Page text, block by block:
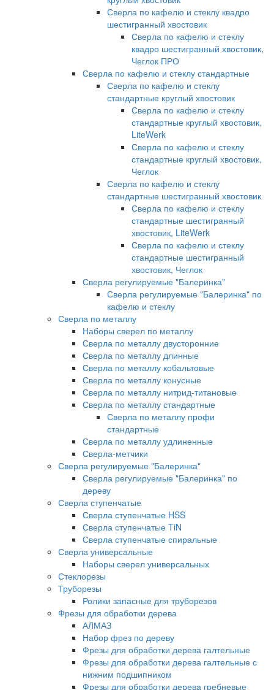
Сверла по кафелю и стеклу квадро
шестигранный хвостовик
Сверла по кафелю и стеклу
квадро шестигранный хвостовик,
Чеглок ПРО
Сверла по кафелю и стеклу стандартные
Сверла по кафелю и стеклу
стандартные круглый хвостовик
Сверла по кафелю и стеклу
стандартные круглый хвостовик,
LiteWerk
Сверла по кафелю и стеклу
стандартные круглый хвостовик,
Чеглок
Сверла по кафелю и стеклу
стандартные шестигранный хвостовик
Сверла по кафелю и стеклу
стандартные шестигранный
хвостовик, LiteWerk
Сверла по кафелю и стеклу
стандартные шестигранный
хвостовик, Чеглок
Сверла регулируемые "Балеринка"
Сверла регулируемые "Балеринка" по
кафелю и стеклу
Сверла по металлу
Наборы сверел по металлу
Сверла по металлу двусторонние
Сверла по металлу длинные
Сверла по металлу кобальтовые
Сверла по металлу конусные
Сверла по металлу нитрид-титановые
Сверла по металлу стандартные
Сверла по металлу профи
стандартные
Сверла по металлу удлиненные
Сверла-метчики
Сверла регулируемые "Балеринка"
Сверла регулируемые "Балеринка" по
дереву
Сверла ступенчатые
Сверла ступенчатые HSS
Сверла ступенчатые TiN
Сверла ступенчатые спиральные
Сверла универсальные
Наборы сверел универсальных
Стеклорезы
Труборезы
Ролики запасные для труборезов
Фрезы для обработки дерева
АЛМАЗ
Набор фрез по дереву
Фрезы для обработки дерева галтельные
Фрезы для обработки дерева галтельные с
нижним подшипником
Фрезы для обработки дерева гребневые